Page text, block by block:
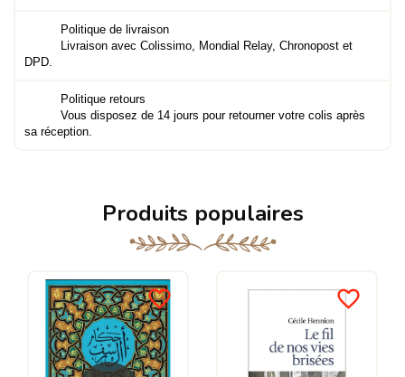
Politique de livraison
Livraison avec Colissimo, Mondial Relay, Chronopost et
DPD.
Politique retours
Vous disposez de 14 jours pour retourner votre colis après
sa réception.
Produits populaires
favorite_border favorite_border